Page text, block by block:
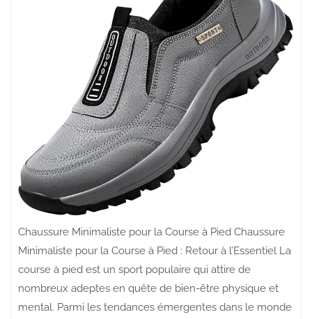
Chaussure Minimaliste pour la Course à Pied Chaussure
Minimaliste pour la Course à Pied : Retour à l’Essentiel La
course à pied est un sport populaire qui attire de
nombreux adeptes en quête de bien-être physique et
mental. Parmi les tendances émergentes dans le monde